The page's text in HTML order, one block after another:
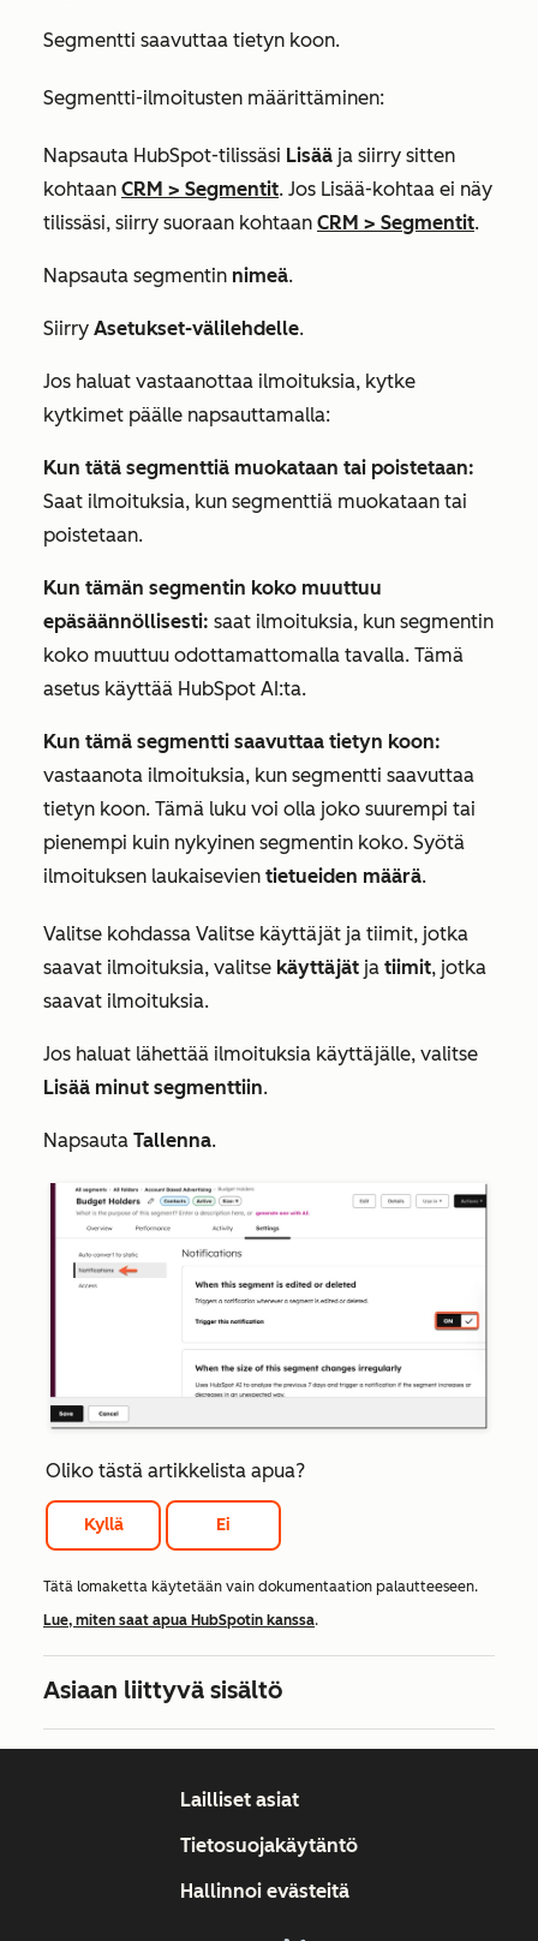
Segmentti saavuttaa tietyn koon.
Segmentti-ilmoitusten määrittäminen:
Napsauta HubSpot-tilissäsi Lisää ja siirry sitten
kohtaan CRM > Segmentit. Jos Lisää-kohtaa ei näy
tilissäsi, siirry suoraan kohtaan CRM > Segmentit.
Napsauta segmentin nimeä.
Siirry Asetukset-välilehdelle.
Jos haluat vastaanottaa ilmoituksia, kytke
kytkimet päälle napsauttamalla:
Kun tätä segmenttiä muokataan tai poistetaan:
Saat ilmoituksia, kun segmenttiä muokataan tai
poistetaan.
Kun tämän segmentin koko muuttuu
epäsäännöllisesti: saat ilmoituksia, kun segmentin
koko muuttuu odottamattomalla tavalla. Tämä
asetus käyttää HubSpot AI:ta.
Kun tämä segmentti saavuttaa tietyn koon:
vastaanota ilmoituksia, kun segmentti saavuttaa
tietyn koon. Tämä luku voi olla joko suurempi tai
pienempi kuin nykyinen segmentin koko. Syötä
ilmoituksen laukaisevien tietueiden määrä.
Valitse kohdassa Valitse käyttäjät ja tiimit, jotka
saavat ilmoituksia, valitse käyttäjät ja tiimit, jotka
saavat ilmoituksia.
Jos haluat lähettää ilmoituksia käyttäjälle, valitse
Lisää minut segmenttiin.
Napsauta Tallenna.
Oliko tästä artikkelista apua?
Kyllä Ei
Tätä lomaketta käytetään vain dokumentaation palautteeseen.
Lue, miten saat apua HubSpotin kanssa.
Asiaan liittyvä sisältö
Lailliset asiat
Tietosuojakäytäntö
Hallinnoi evästeitä